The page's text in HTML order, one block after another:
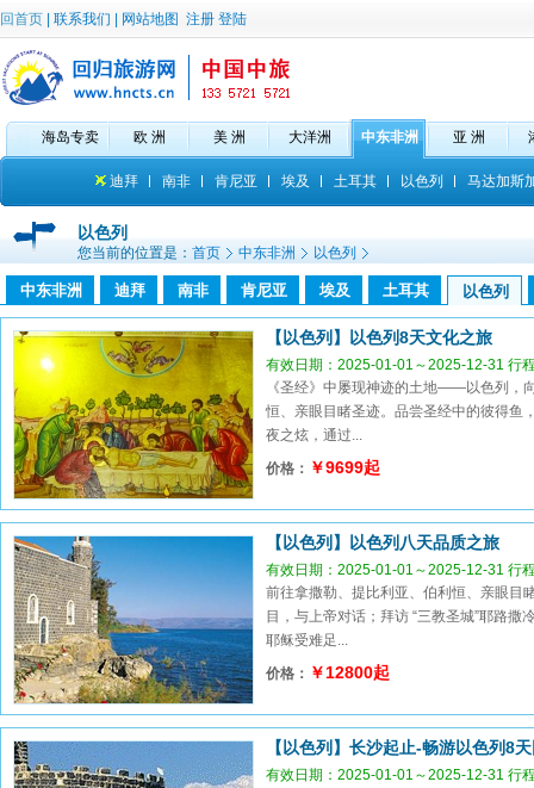
回首页 联系我们 网站地图 注册 登陆
海岛专卖 欧 洲 美 洲 大洋洲 中东非洲
迪拜 南非 肯尼亚 埃及 土耳其 以色列 马达加斯
亚 洲
以色列
您当前的位置是： 首页 中东非洲 以色列
中东非洲 迪拜 南非 肯尼亚 埃及 土耳其 以色列
【以色列】以色列8天文化之旅
有效日期：2025-01-01～2025-12-31 行
《圣经》中屡现神迹的土地——以色列，
恒、亲眼目睹圣迹。品尝圣经中的彼得鱼
夜之炫，通过...
价格： ￥9699起
【以色列】以色列八天品质之旅
有效日期：2025-01-01～2025-12-31 行
前往拿撒勒、提比利亚、伯利恒、亲眼目
目，与上帝对话；拜访 “三教圣城”耶路
耶稣受难足...
价格： ￥12800起
【以色列】长沙起止-畅游以色列8
有效日期：2025-01-01～2025-12-31 行